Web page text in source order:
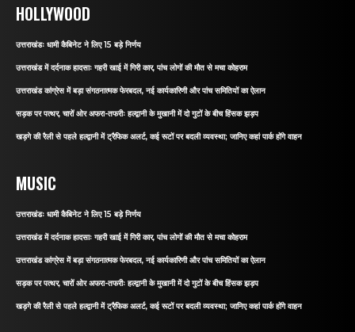
HOLLYWOOD
उत्तराखंडः धामी कैबिनेट ने लिए 15 बड़े निर्णय
उत्तराखंड में दर्दनाक हादसाः गहरी खाई में गिरी कार, पांच लोगों की मौत से मचा कोहराम
उत्तराखंड कांग्रेस में बड़ा संगठनात्मक फेरबदल, नई कार्यकारिणी और पांच समितियों का ऐलान
सड़क पर पत्थर, चारों ओर अफरा-तफरीः हल्द्वानी के मुखानी में दो गुटों के बीच हिंसक झड़प
खड़गे की रैली से पहले हल्द्वानी में ट्रैफिक अलर्ट, कई रूटों पर बदली व्यवस्था; जानिए कहां पार्क होंगे वाहन
MUSIC
उत्तराखंडः धामी कैबिनेट ने लिए 15 बड़े निर्णय
उत्तराखंड में दर्दनाक हादसाः गहरी खाई में गिरी कार, पांच लोगों की मौत से मचा कोहराम
उत्तराखंड कांग्रेस में बड़ा संगठनात्मक फेरबदल, नई कार्यकारिणी और पांच समितियों का ऐलान
सड़क पर पत्थर, चारों ओर अफरा-तफरीः हल्द्वानी के मुखानी में दो गुटों के बीच हिंसक झड़प
खड़गे की रैली से पहले हल्द्वानी में ट्रैफिक अलर्ट, कई रूटों पर बदली व्यवस्था; जानिए कहां पार्क होंगे वाहन